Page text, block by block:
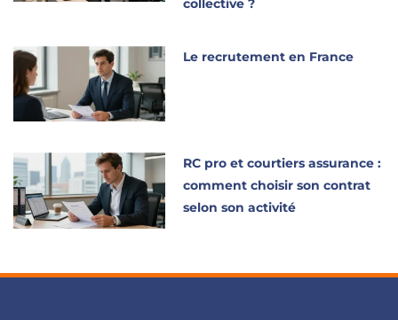
collective ?
Le recrutement en France
RC pro et courtiers assurance :
comment choisir son contrat
selon son activité